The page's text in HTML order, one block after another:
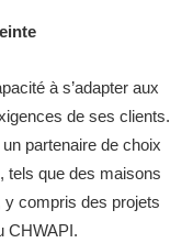
à s’adapter aux
de ses clients.
partenaire de choix
tels que des maisons
compris des projets
CHWAPI.